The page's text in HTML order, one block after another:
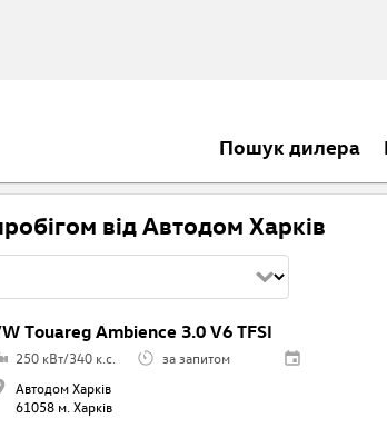
Пошук дилера
від Автодом Харків
Touareg Ambience 3.0 V6 TFSI
250 кВт/340 к.с.
за запитом
Автодом Харків
61058 м. Харків